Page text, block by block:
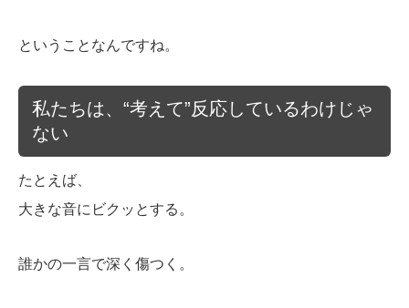
ということなんですね。
私たちは、“考えて”反応しているわけじゃ
ない
たとえば、
大きな音にビクッとする。
誰かの一言で深く傷つく。